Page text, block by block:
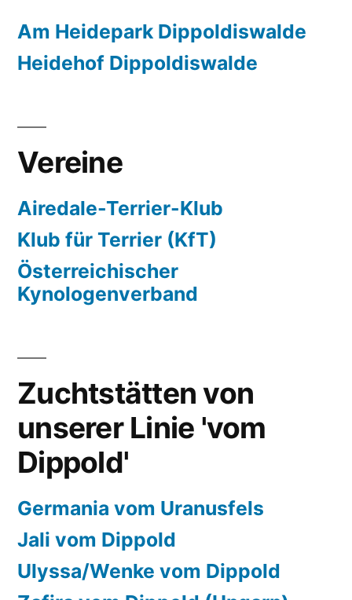
Am Heidepark Dippoldiswalde
Heidehof Dippoldiswalde
Vereine
Airedale-Terrier-Klub
Klub für Terrier (KfT)
Österreichischer
Kynologenverband
Zuchtstätten von
unserer Linie 'vom
Dippold'
Germania vom Uranusfels
Jali vom Dippold
Ulyssa/Wenke vom Dippold